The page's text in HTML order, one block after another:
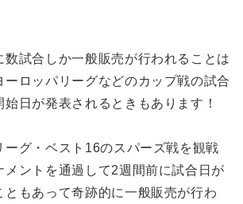
数試合しか一般販売が行われることは
ーロッパリーグなどのカップ戦の試合
日が発表されるときもあります！
ーグ・ベスト16のスパーズ戦を観戦
メントを通過して2週間前に試合日が
ともあって奇跡的に一般販売が行わ